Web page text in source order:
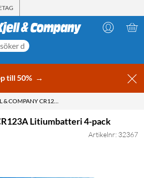
till 50% →
KJELL & COMPANY CR123A LITIUMBATTERI 4-PACK
Litiumbatteri 4-pack
Artikelnr: 32367